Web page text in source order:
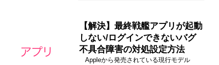
【解決】最終戦艦アプリが起動
しない/ログインできないバグ
不具合障害の対処設定方法
Appleから発売されている現行モデル